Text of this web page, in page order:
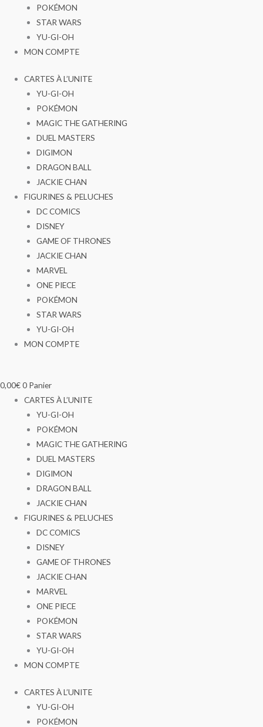
POKÉMON
STAR WARS
YU-GI-OH
MON COMPTE
CARTES À L’UNITE
YU-GI-OH
POKÉMON
MAGIC THE GATHERING
DUEL MASTERS
DIGIMON
DRAGON BALL
JACKIE CHAN
FIGURINES & PELUCHES
DC COMICS
DISNEY
GAME OF THRONES
JACKIE CHAN
MARVEL
ONE PIECE
POKÉMON
STAR WARS
YU-GI-OH
MON COMPTE
0,00€0 Panier
CARTES À L’UNITE
YU-GI-OH
POKÉMON
MAGIC THE GATHERING
DUEL MASTERS
DIGIMON
DRAGON BALL
JACKIE CHAN
FIGURINES & PELUCHES
DC COMICS
DISNEY
GAME OF THRONES
JACKIE CHAN
MARVEL
ONE PIECE
POKÉMON
STAR WARS
YU-GI-OH
MON COMPTE
CARTES À L’UNITE
YU-GI-OH
POKÉMON